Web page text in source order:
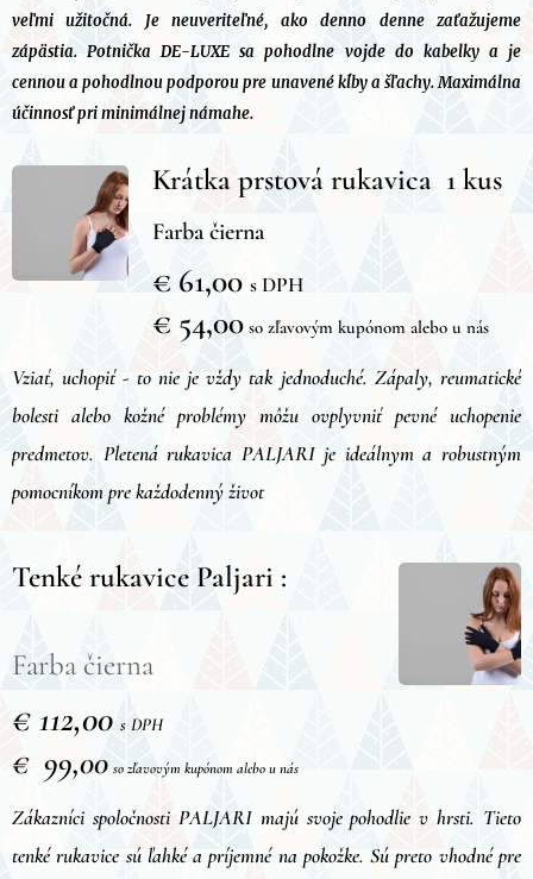
veľmi užitočná. Je neuveriteľné, ako denno denne zaťažujeme
zápästia. Potnička DE-LUXE sa pohodlne vojde do kabelky a je
cennou a pohodlnou podporou pre unavené kĺby a šľachy. Maximálna
účinnosť pri minimálnej námahe.
Krátka prstová rukavica 1 kus
Farba čierna
€ 61,00 s DPH
€ 54,00 so zľavovým kupónom alebo u nás
Vziať, uchopiť - to nie je vždy tak jednoduché. Zápaly, reumatické
bolesti alebo kožné problémy môžu ovplyvniť pevné uchopenie
predmetov. Pletená rukavica PALJARI je ideálnym a robustným
pomocníkom pre každodenný život
Tenké rukavice Paljari :
Farba čierna
€ 112,00 s DPH
€ 99,00 so zľavovým kupónom alebo u nás
Zákazníci spoločnosti PALJARI majú svoje pohodlie v hrsti. Tieto
tenké rukavice sú ľahké a príjemné na pokožke. Sú preto vhodné pre